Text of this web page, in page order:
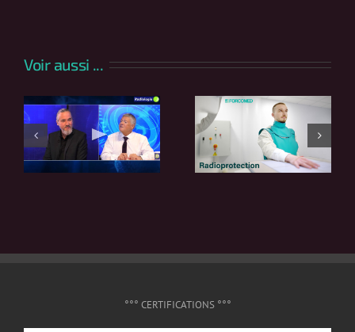
Voir aussi ...
°°° CERTIFICATIONS °°°